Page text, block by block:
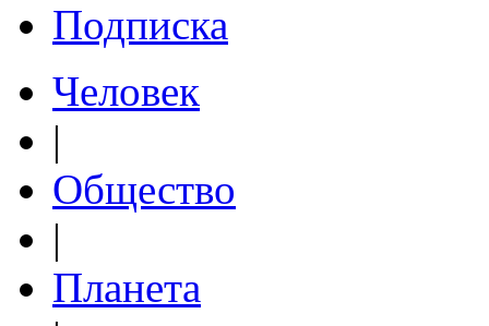
Подписка
Человек
|
Общество
|
Планета